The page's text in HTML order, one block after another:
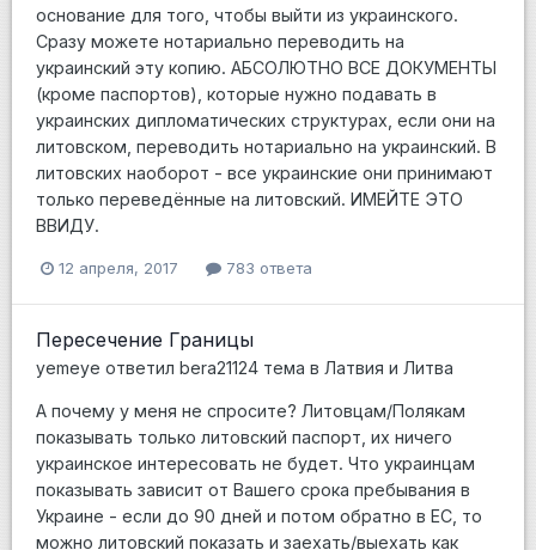
основание для того, чтобы выйти из украинского.
Сразу можете нотариально переводить на
украинский эту копию. АБСОЛЮТНО ВСЕ ДОКУМЕНТЫ
(кроме паспортов), которые нужно подавать в
украинских дипломатических структурах, если они на
литовском, переводить нотариально на украинский. В
литовских наоборот - все украинские они принимают
только переведённые на литовский. ИМЕЙТЕ ЭТО
ВВИДУ.
12 апреля, 2017 783 ответа
Пересечение Границы
yemeye ответил bera21124 тема в Латвия и Литва
А почему у меня не спросите? Литовцам/Полякам
показывать только литовский паспорт, их ничего
украинское интересовать не будет. Что украинцам
показывать зависит от Вашего срока пребывания в
Украине - если до 90 дней и потом обратно в ЕС, то
можно литовский показать и заехать/выехать как